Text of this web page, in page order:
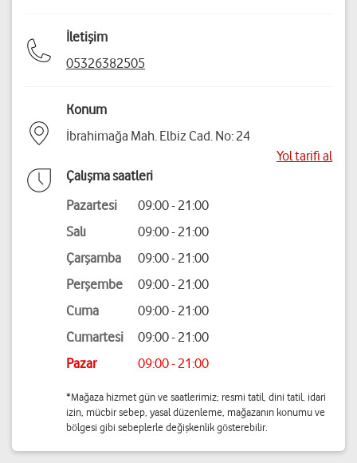
İletişim
05326382505
Konum
İbrahimağa Mah. Elbiz Cad. No: 24
Yol tarifi al
Çalışma saatleri
Pazartesi
09:00 - 21:00
Salı
09:00 - 21:00
Çarşamba
09:00 - 21:00
Perşembe
09:00 - 21:00
Cuma
09:00 - 21:00
Cumartesi
09:00 - 21:00
Pazar
09:00 - 21:00
*Mağaza hizmet gün ve saatlerimiz; resmi tatil, dini tatil, idari
izin, mücbir sebep, yasal düzenleme, mağazanın konumu ve
bölgesi gibi sebeplerle değişkenlik gösterebilir.